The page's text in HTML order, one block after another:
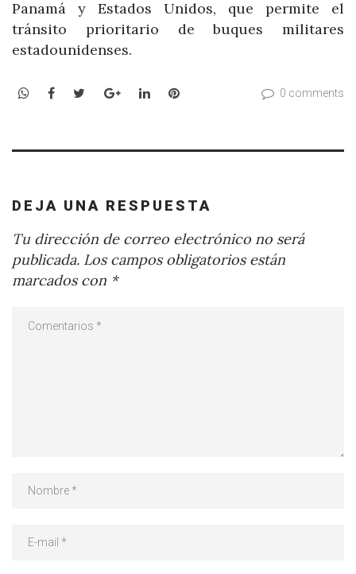
Panamá y Estados Unidos, que permite el
tránsito prioritario de buques militares
estadounidenses.
WhatsApp
Facebook
TwitterGoogle+LinkedInPinterest 0 comments
DEJA UNA RESPUESTA
Tu dirección de correo electrónico no será
publicada. Los campos obligatorios están
marcados con *